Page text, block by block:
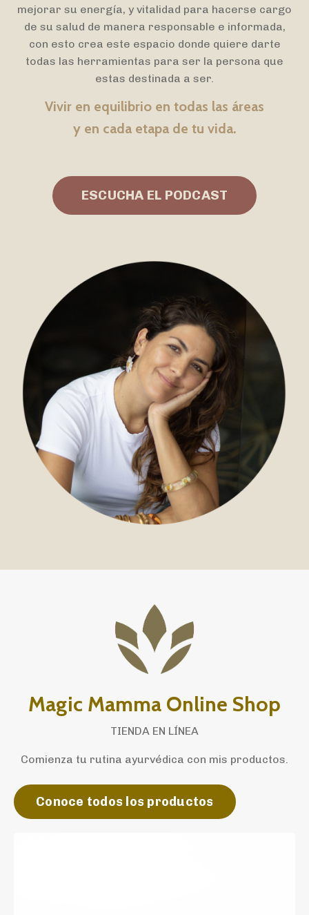
mejorar su energía, y vitalidad para hacerse cargo
de su salud de manera responsable e informada,
con esto crea este espacio donde quiere darte
todas las herramientas para ser la persona que
estas destinada a ser.
Vivir en equilibrio en todas las áreas
y en cada etapa de tu vida.
ESCUCHA EL PODCAST
Magic Mamma Online Shop
TIENDA EN LÍNEA
Comienza tu rutina ayurvédica con mis productos.
Conoce todos los productos